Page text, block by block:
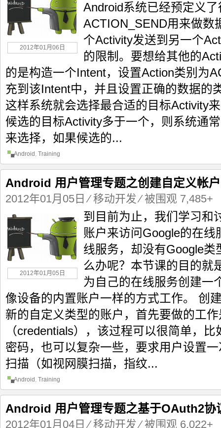
2012年01月06日
Android系统已经预定义
ACTION_SEND用来做数
个Activity发送到另一个
的限制。要想给其他的
的是构造一个Intent，设置Action类别为
充到该Intent中，并且设置正确的数据的
这样系统就会选择最合适的目标Activity
候选的目标Activity多于一个，则系统通
来选择，如果候选的...
Android , Training
Android 用户管理专题之创建自定义帐
2012年01月05日 ⁄移动开发⁄ 被围观 7,485+
2012年01月05日
到目前为止，我们学习和
账户来访问Google的在
线服务，却没有Google
么办呢？本节课的目的就
为自己的在线服务创建一
像设备的内置账户一样的方式工作。 创
新的自定义类型的账户，首先要做的工
（credentials），该过程可以很简单，
密码，也可以复杂一些，要求用户设置
扫描（如视网膜扫描，指纹...
Android , Training
Android 用户管理专题之基于OAuth2协
2012年01月04日 ⁄移动开发⁄ 被围观 6,022+